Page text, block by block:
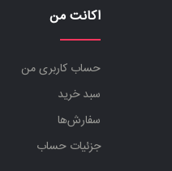
اکانت من
حساب کاربری من
سبد خرید
سفارش‌ها
جزئیات حساب